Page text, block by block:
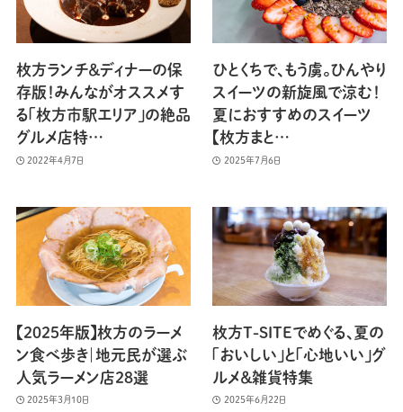
枚方ランチ＆ディナーの保
存版！みんながオススメす
る「枚方市駅エリア」の絶品
グルメ店特…
2022年4月7日
ひとくちで、もう虜。ひんやり
スイーツの新旋風で涼む！
夏におすすめのスイーツ
【枚方まと…
2025年7月6日
【2025年版】枚方のラーメ
ン食べ歩き｜地元民が選ぶ
人気ラーメン店28選
2025年3月10日
枚方T-SITEでめぐる、夏の
「おいしい」と「心地いい」グ
ルメ＆雑貨特集
2025年6月22日